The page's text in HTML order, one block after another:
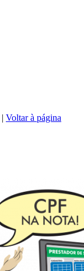
| Voltar à página